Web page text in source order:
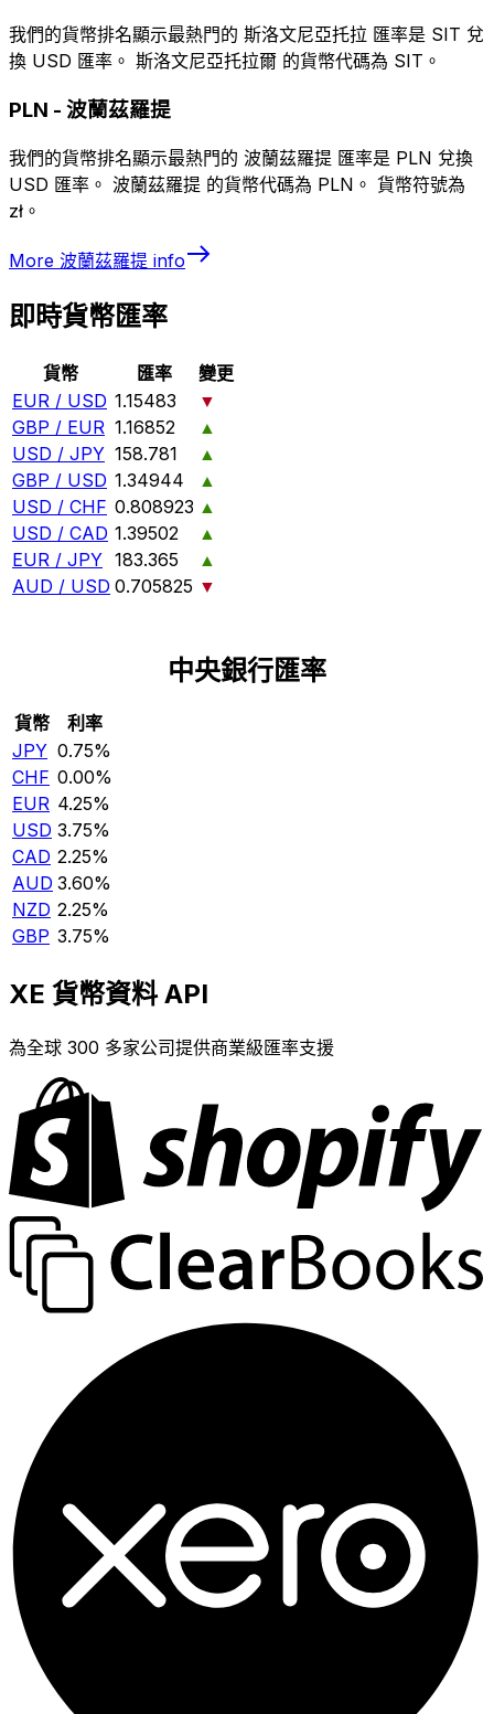
我們的貨幣排名顯示最熱門的 斯洛文尼亞托拉 匯率是 SIT 兌
換 USD 匯率。 斯洛文尼亞托拉爾 的貨幣代碼為 SIT。
PLN - 波蘭茲羅提
我們的貨幣排名顯示最熱門的 波蘭茲羅提 匯率是 PLN 兌換
USD 匯率。 波蘭茲羅提 的貨幣代碼為 PLN。 貨幣符號為
zł。
More 波蘭茲羅提 info
即時貨幣匯率
貨幣 匯率
變更
EUR / USD 1.15483
▼
GBP / EUR 1.16852
▲
USD / JPY 158.781
▲
GBP / USD 1.34944
▲
USD / CHF 0.808923 ▲
USD / CAD 1.39502
▲
EUR / JPY 183.365
▲
AUD / USD 0.705825 ▼
中央銀行匯率
貨幣
利率
JPY 0.75%
CHF 0.00%
EUR 4.25%
USD 3.75%
CAD 2.25%
AUD 3.60%
NZD 2.25%
GBP 3.75%
XE 貨幣資料 API
為全球 300 多家公司提供商業級匯率支援